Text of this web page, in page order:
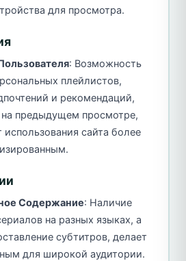
для просмотра.
: Возможность
плейлистов,
и рекомендаций,
предыдущем просмотре,
использования сайта более
Содержание: Наличие
на разных языках, а
субтитров, делает
для широкой аудитории.